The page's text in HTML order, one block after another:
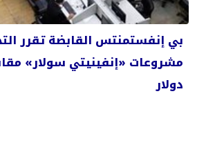
بي إنفستمنتس القابضة تقرر
دولار